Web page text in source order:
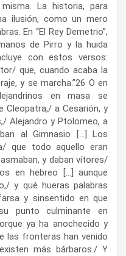
La historia, para
ilusión, como un mero
En “El Rey Demetrio”,
de Pirro y la huida
con estos versos:
que, cuando acaba la
y se marcha.”26 O en
en masa se
Cleopatra,/ a Cesarión, y
Alejandro y Ptolomeo, a
al Gimnasio […] Los
que todo aquello eran
y daban vítores/
en hebreo […] aunque
y qué hueras palabras
y sinsentido en que
punto culminante en
ya ha anochecido y
las fronteras han venido
más bárbaros./ Y